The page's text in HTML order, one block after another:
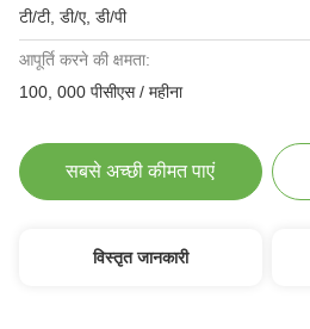
टी/टी, डी/ए, डी/पी
आपूर्ति करने की क्षमता:
100, 000 पीसीएस / महीना
सबसे अच्छी कीमत पाएं
विस्तृत जानकारी